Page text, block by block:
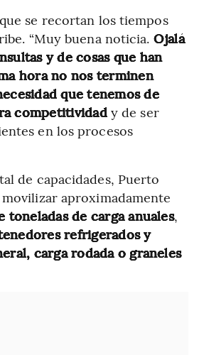
se recortan los tiempos
“Muy buena noticia. Ojalá
y de cosas que han
hora no nos terminen
que tenemos de
competitividady de ser
en los procesos
de capacidades, Puerto
aproximadamente
toneladas de carga anuales,
refrigerados y
carga rodada o graneles